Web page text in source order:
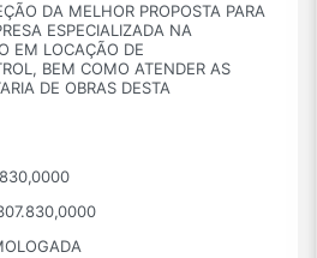
DA MELHOR PROPOSTA PARA
ESPECIALIZADA NA
EM LOCAÇÃO DE
BEM COMO ATENDER AS
DE OBRAS DESTA